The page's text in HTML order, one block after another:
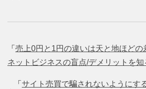
「 売上0円と1円の違いは天と地ほどの
ネットビジネスの盲点/デメリットを知
「 サイト売買で騙されないようにす